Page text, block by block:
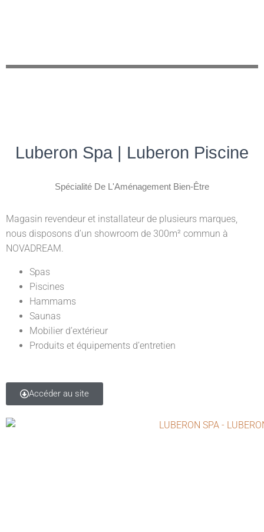
Luberon Spa | Luberon Piscine
Spécialité De L'Aménagement Bien-Être
Magasin revendeur et installateur de plusieurs marques,
nous disposons d’un showroom de 300m² commun à
NOVADREAM.
Spas
Piscines
Hammams
Saunas
Mobilier d’extérieur
Produits et équipements d’entretien
Accéder au site